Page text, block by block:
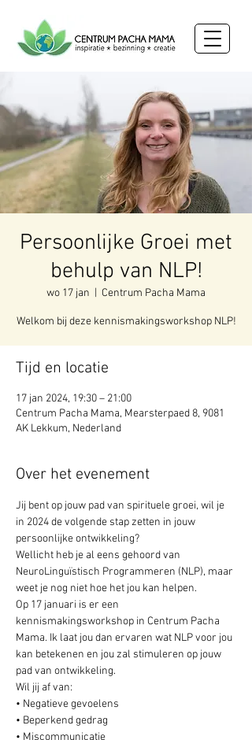
Persoonlijke Groei met
behulp van NLP!
wo 17 jan Centrum Pacha Mama
Welkom bij deze kennismakingsworkshop NLP!
Tijd en locatie
17 jan 2024, 19:30 – 21:00
Centrum Pacha Mama, Mearsterpaed 8, 9081
AK Lekkum, Nederland
Over het evenement
Jij bent op jouw pad van spirituele groei, wil je
in 2024 de volgende stap zetten in jouw
persoonlijke ontwikkeling?
Wellicht heb je al eens gehoord van
NeuroLinguïstisch Programmeren (NLP), maar
weet je nog niet hoe het jou kan helpen.
Op 17 januari is er een
kennismakingsworkshop in Centrum Pacha
Mama. Ik laat jou dan ervaren wat NLP voor jou
kan betekenen en jou zal stimuleren op jouw
pad van ontwikkeling.
Wil jij af van:
• Negatieve gevoelens
• Beperkend gedrag
• Miscommunicatie